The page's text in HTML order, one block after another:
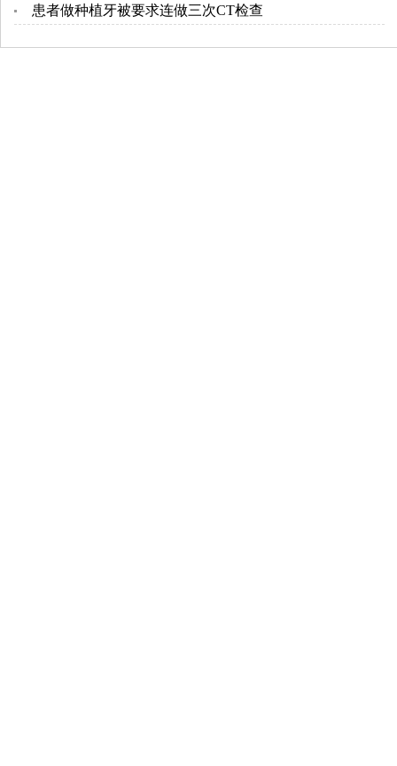
患者做种植牙被要求连做三次CT检查